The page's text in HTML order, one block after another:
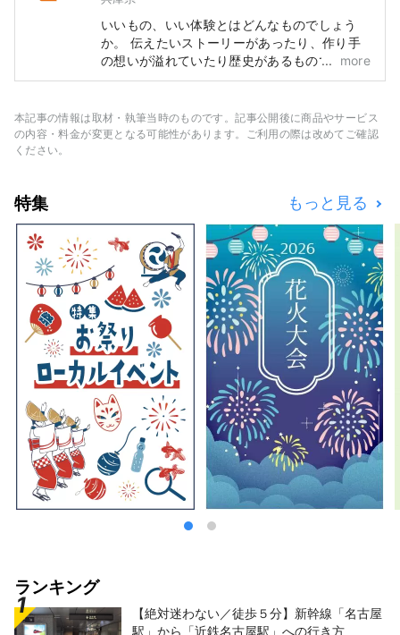
いいもの、いい体験とはどんなものでしょう
か。 伝えたいストーリーがあったり、作り手
の想いが溢れていたり歴史があるものであった
り、地元の方に愛されていたりとたくさん特徴
出会ったとき嬉しくて誰かに伝えたくなったこ
とはありませんか。 そして、伝えた結果、新
うに「かたる、つたえる、つながる」をコンセ
プトに兵庫のいいものを発掘し、お客様と兵庫
県内地域とのこころの距離が キュッと縮まる
ような情報を発信していきます。
more
本記事の情報は取材・執筆当時のものです。記事公開後に商品やサービス
の内容・料金が変更となる可能性があります。ご利用の際は改めてご確認
ください。
特集 もっと見る
ランキング
【絶対迷わない／徒歩５分】新幹線「名古屋
駅」から「近鉄名古屋駅」への行き方